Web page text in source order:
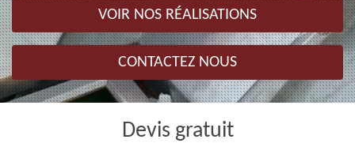
VOIR NOS RÉALISATIONS
CONTACTEZ NOUS
Devis gratuit